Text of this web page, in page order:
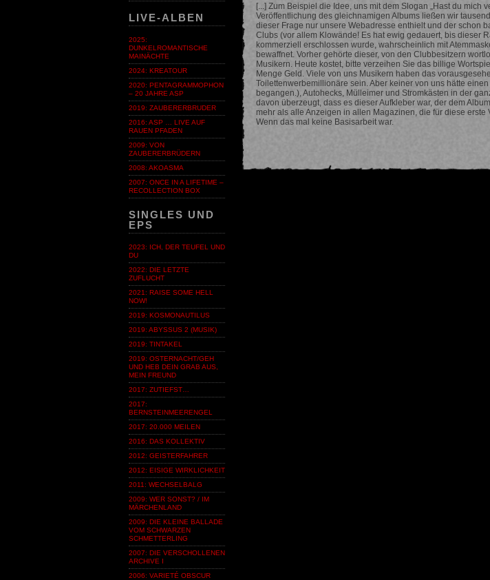
LIVE-ALBEN
2025:
DUNKELROMANTISCHE
MAINÄCHTE
2024: KREATOUR
2020: PENTAGRAMMOPHON
– 20 JAHRE ASP
2019: ZAUBERERBRUDER
2016: ASP … LIVE AUF
RAUEN PFADEN
2009: VON
ZAUBERERBRÜDERN
2008: AKOASMA
2007: ONCE IN A LIFETIME –
RECOLLECTION BOX
SINGLES UND
EPS
2023: ICH, DER TEUFEL UND
DU
2022: DIE LETZTE
ZUFLUCHT
2021: RAISE SOME HELL
NOW!
2019: KOSMONAUTILUS
2019: ABYSSUS 2 (MUSIK)
2019: TINTAKEL
2019: OSTERNACHT/GEH
UND HEB DEIN GRAB AUS,
MEIN FREUND
2017: ZUTIEFST…
2017:
BERNSTEINMEERENGEL
2017: 20.000 MEILEN
2016: DAS KOLLEKTIV
2012: GEISTERFAHRER
2012: EISIGE WIRKLICHKEIT
2011: WECHSELBALG
2009: WER SONST? / IM
MÄRCHENLAND
2009: DIE KLEINE BALLADE
VOM SCHWARZEN
SCHMETTERLING
2007: DIE VERSCHOLLENEN
ARCHIVE I
2006: VARIETÉ OBSCUR
[...] Zum Beispiel die Idee, uns mit dem Slogan „Hast du mich
Veröffentlichung des gleichnamigen Albums ließen wir
dieser Frage nur unsere Webadresse enthielt und der schon
Clubs (vor allem Klowände! Es hat ewig gedauert, bis dieser
kommerziell erschlossen wurde, wahrscheinlich mit
bewaffnet. Vorher gehörte dieser, von den Clubbesitzern
Musikern. Heute kostet, bitte verzeihen Sie das billige
Menge Geld. Viele von uns Musikern haben das
Toilettenwerbemillionäre sein. Aber keiner von uns hätte
begangen.), Autohecks, Mülleimer und Stromkästen in der
davon überzeugt, dass es dieser Aufkleber war, der dem
mehr als alle Anzeigen in allen Magazinen, die für diese erste
Wenn das mal keine Basisarbeit war.